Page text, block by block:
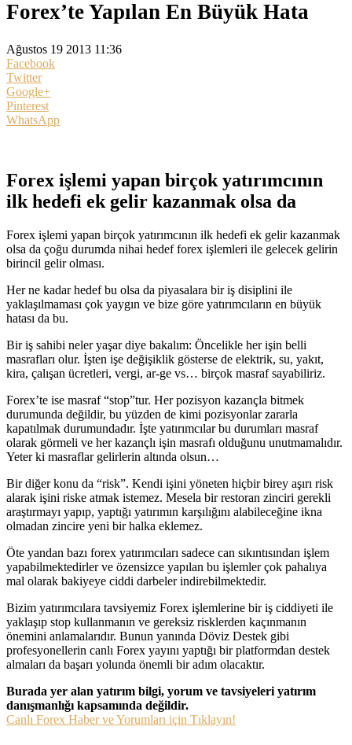
Forex’te Yapılan En Büyük Hata
Ağustos 19 2013 11:36
Facebook
Twitter
Google+
Pinterest
WhatsApp
Forex işlemi yapan birçok yatırımcının
ilk hedefi ek gelir kazanmak olsa da
Forex işlemi yapan birçok yatırımcının ilk hedefi ek gelir kazanmak
olsa da çoğu durumda nihai hedef forex işlemleri ile gelecek gelirin
birincil gelir olması.
Her ne kadar hedef bu olsa da piyasalara bir iş disiplini ile
yaklaşılmaması çok yaygın ve bize göre yatırımcıların en büyük
hatası da bu.
Bir iş sahibi neler yaşar diye bakalım: Öncelikle her işin belli
masrafları olur. İşten işe değişiklik gösterse de elektrik, su, yakıt,
kira, çalışan ücretleri, vergi, ar-ge vs… birçok masraf sayabiliriz.
Forex’te ise masraf “stop”tur. Her pozisyon kazançla bitmek
durumunda değildir, bu yüzden de kimi pozisyonlar zararla
kapatılmak durumundadır. İşte yatırımcılar bu durumları masraf
olarak görmeli ve her kazançlı işin masrafı olduğunu unutmamalıdır.
Yeter ki masraflar gelirlerin altında olsun…
Bir diğer konu da “risk”. Kendi işini yöneten hiçbir birey aşırı risk
alarak işini riske atmak istemez. Mesela bir restoran zinciri gerekli
araştırmayı yapıp, yaptığı yatırımın karşılığını alabileceğine ikna
olmadan zincire yeni bir halka eklemez.
Öte yandan bazı forex yatırımcıları sadece can sıkıntısından işlem
yapabilmektedirler ve özensizce yapılan bu işlemler çok pahalıya
mal olarak bakiyeye ciddi darbeler indirebilmektedir.
Bizim yatırımcılara tavsiyemiz Forex işlemlerine bir iş ciddiyeti ile
yaklaşıp stop kullanmanın ve gereksiz risklerden kaçınmanın
önemini anlamalarıdır. Bunun yanında Döviz Destek gibi
profesyonellerin canlı Forex yayını yaptığı bir platformdan destek
almaları da başarı yolunda önemli bir adım olacaktır.
Burada yer alan yatırım bilgi, yorum ve tavsiyeleri yatırım
danışmanlığı kapsamında değildir.
Canlı Forex Haber ve Yorumları için Tıklayın!